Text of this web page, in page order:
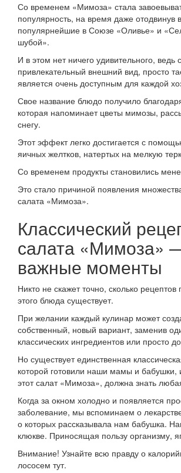
Со временем «Мимоза» стала
популярность, на время даже отодвинув
популярнейшие в Союзе «Оливье» и
шубой».
И в этом нет ничего удивительного, ведь
привлекательный внешний вид, просто
является очень доступным для каждой
Свое название блюдо получило
которая напоминает цветы мимозы,
снегу.
Этот эффект легко достигается с
яичных желтков, натертых на мелкую
Со временем продукты становились
Это стало причиной появления
салата «Мимоза».
Классический
салата «Мимоза»
важные моменты
Никто не скажет точно, сколько рецептов
этого блюда существует.
При желании каждый кулинар может
собственный, новый вариант, заменив
классических ингредиентов или просто
Но существует единственная
которой готовили наши мамы и бабушки,
этот салат «Мимоза», должна знать
Когда за окном холодно и появляется
заболевание, мы вспоминаем о
о которых рассказывала нам бабушка.
клюкве. Приносящая пользу организму,
Внимание! Узнайте всю правду о
лососем тут.